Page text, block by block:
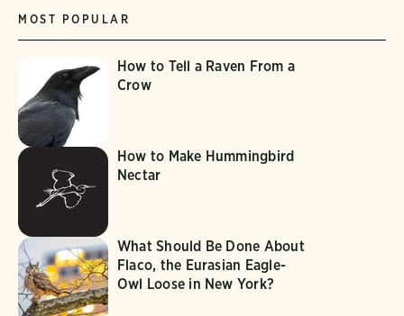
MOST POPULAR
How to Tell a Raven From a
Crow
How to Make Hummingbird
Nectar
What Should Be Done About
Flaco, the Eurasian Eagle-
Owl Loose in New York?